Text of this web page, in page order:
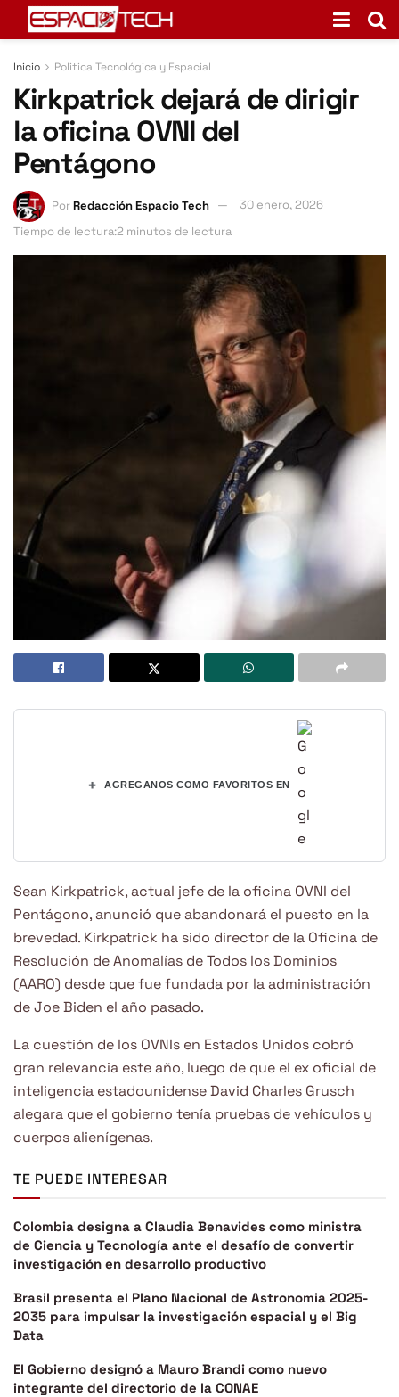
Inicio Politica Tecnológica y Espacial
Kirkpatrick dejará de dirigir
la oficina OVNI del
Pentágono
PorRedacción Espacio Tech
30 enero, 2026
Tiempo de lectura:2 minutos de lectura
+ AGREGANOS COMO FAVORITOS EN
Sean Kirkpatrick, actual jefe de la oficina OVNI del
Pentágono, anunció que abandonará el puesto en la
brevedad. Kirkpatrick ha sido director de la Oficina de
Resolución de Anomalías de Todos los Dominios
(AARO) desde que fue fundada por la administración
de Joe Biden el año pasado.
La cuestión de los OVNIs en Estados Unidos cobró
gran relevancia este año, luego de que el ex oficial de
inteligencia estadounidense David Charles Grusch
alegara que el gobierno tenía pruebas de vehículos y
cuerpos alienígenas.
TE PUEDE INTERESAR
Colombia designa a Claudia Benavides como ministra
de Ciencia y Tecnología ante el desafío de convertir
investigación en desarrollo productivo
Brasil presenta el Plano Nacional de Astronomia 2025-
2035 para impulsar la investigación espacial y el Big
Data
El Gobierno designó a Mauro Brandi como nuevo
integrante del directorio de la CONAE